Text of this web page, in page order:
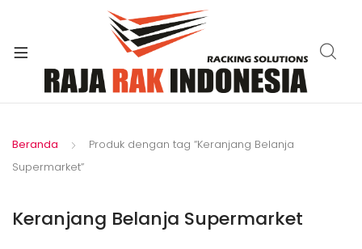
Beranda
Produk dengan tag “Keranjang Belanja
Supermarket”
Keranjang Belanja Supermarket